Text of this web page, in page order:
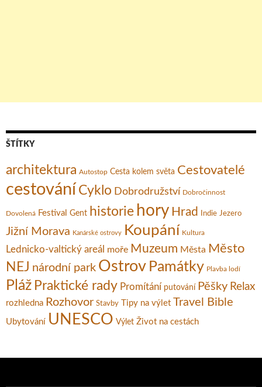
ŠTÍTKY
architektura Autostop Cesta kolem světa Cestovatelé
cestování Cyklo Dobrodružství Dobročinnost
Dovolená Festival Gent historie hory Hrad Indie Jezero
Jižní Morava Kanárské ostrovy Koupání Kultura
Lednicko-valtický areál moře Muzeum Města Město
NEJ národní park Ostrov Památky Plavba lodí
Pláž Praktické rady Promítání putování Pěšky Relax
rozhledna Rozhovor Stavby Tipy na výlet Travel Bible
Ubytování UNESCO Výlet Život na cestách